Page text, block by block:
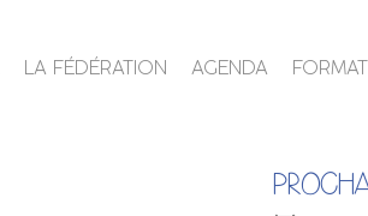
LA FÉDÉRATION AGENDA